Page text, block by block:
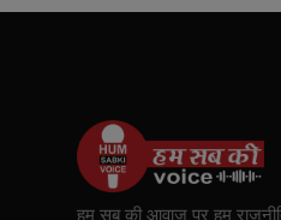
हम सब की आवाज़ पर हम